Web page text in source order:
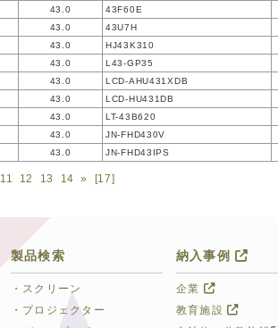
43.0 43F60E
43.0 43U7H
43.0 HJ43K310
43.0 L43-GP35
43.0 LCD-AHU431XDB
43.0 LCD-HU431DB
43.0 LT-43B620
43.0 JN-FHD430V
43.0 JN-FHD43IPS
11 12 13 14 » [17]
納入事例
企業
教育施設
製品検索
・スクリーン
・プロジェクター